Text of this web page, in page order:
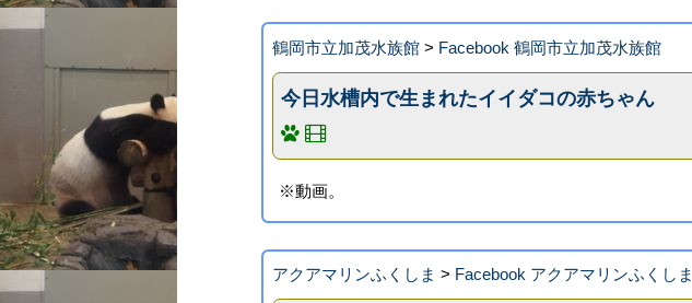
鶴岡市立加茂水族館 > Facebook 鶴岡市立加茂水族館
今日水槽内で生まれたイイダコの赤ちゃん
※動画。
アクアマリンふくしま > Facebook アクアマリンふくしま